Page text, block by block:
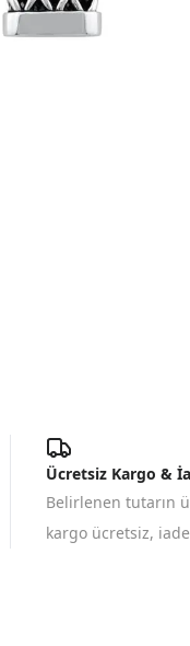
Ücretsiz Kargo &
Belirlenen tutarın
kargo ücretsiz,